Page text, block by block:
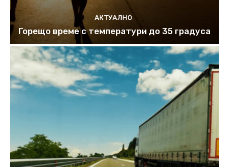
АКТУАЛНО
Горещо време с температури до 35 градуса